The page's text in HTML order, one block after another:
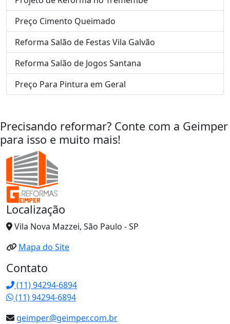
Preço Cimento Queimado
Reforma Salão de Festas Vila Galvão
Reforma Salão de Jogos Santana
Preço Para Pintura em Geral
Precisando reformar? Conte com a Geimper
para isso e muito mais!
Localização
Vila Nova Mazzei, São Paulo - SP
Mapa do Site
Contato
(11) 94294-6894
(11) 94294-6894
geimper@geimper.com.br